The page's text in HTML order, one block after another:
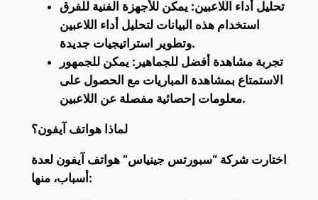
تحليل أداء اللاعبين: يمكن للأجهزة الفنية للفرق
استخدام هذه البيانات لتحليل أداء اللاعبين
وتطوير استراتيجيات جديدة.
تجربة مشاهدة أفضل للجماهير: يمكن للجمهور
الاستمتاع بمشاهدة المباريات مع الحصول على
معلومات إحصائية مفصلة عن اللاعبين.
لماذا هواتف آيفون؟
اختارت شركة “سبورتس جينياس” هواتف آيفون لعدة
أسباب، منها: